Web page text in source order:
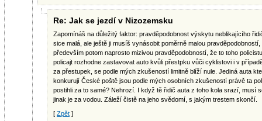
Re: Jak se jezdí v Nizozemsku
Zapomínáš na důležitý faktor: pravděpodobnost výskytu neblikajícího
sice malá, ale ještě ji musíš vynásobit poměrně malou
především potom naprosto mizivou pravděpodobností, že to toho
policajt rozhodne zastavovat auto kvůli přestpku vůči cyklistovi i v
za přestupek, se podle mých zkušeností limitně blíží nule. Jediná auta
konkurují České poště jsou podle mých osobních zkušeností právě ta
postihli za to samé? Nehrozí. I když tě řidič auta z toho kola srazí, musí
jinak je za vodou. Záleží čistě na jeho svědomí, s jakým trestem skončí.
[ Zpět ]